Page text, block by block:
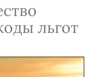
льгот